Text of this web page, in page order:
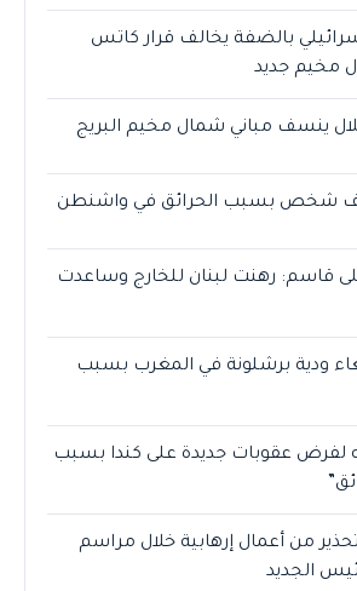
بالضفة يخالف قرار كاتس
مخيم جديد
ينسف مباني شمال مخيم البريج
قاسم: رهنت لبنان للخارج وساعدت
ودية برشلونة في المغرب بسبب
لفرض عقوبات جديدة على كندا بسبب
من أعمال إرهابية خلال مراسم
الجديد